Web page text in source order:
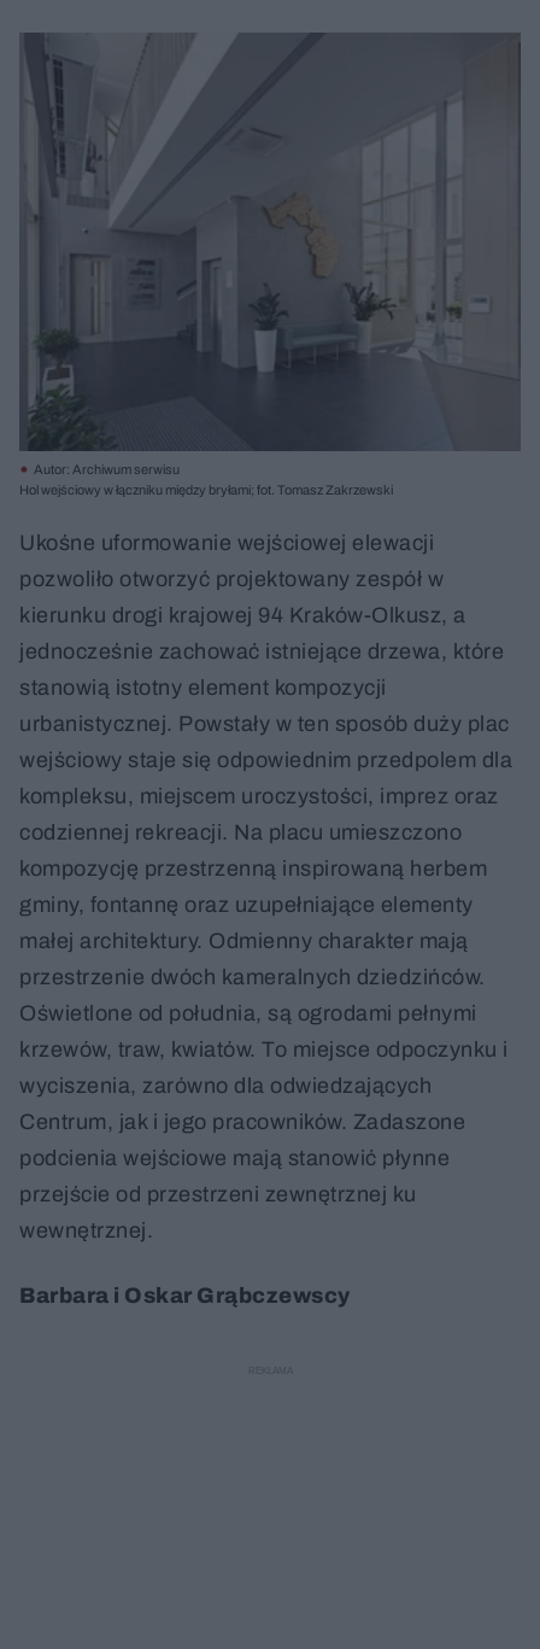
Autor: Archiwum serwisu
Hol wejściowy w łączniku między bryłami; fot. Tomasz Zakrzewski
Ukośne uformowanie wejściowej elewacji
pozwoliło otworzyć projektowany zespół w
kierunku drogi krajowej 94 Kraków-Olkusz, a
jednocześnie zachować istniejące drzewa, które
stanowią istotny element kompozycji
urbanistycznej. Powstały w ten sposób duży plac
wejściowy staje się odpowiednim przedpolem dla
kompleksu, miejscem uroczystości, imprez oraz
codziennej rekreacji. Na placu umieszczono
kompozycję przestrzenną inspirowaną herbem
gminy, fontannę oraz uzupełniające elementy
małej architektury. Odmienny charakter mają
przestrzenie dwóch kameralnych dziedzińców.
Oświetlone od południa, są ogrodami pełnymi
krzewów, traw, kwiatów. To miejsce odpoczynku i
wyciszenia, zarówno dla odwiedzających
Centrum, jak i jego pracowników. Zadaszone
podcienia wejściowe mają stanowić płynne
przejście od przestrzeni zewnętrznej ku
wewnętrznej.
Barbara i Oskar Grąbczewscy